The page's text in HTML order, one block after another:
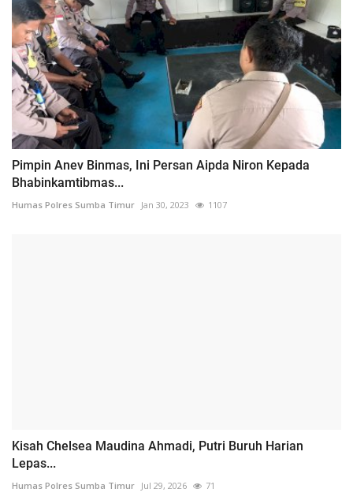
Pimpin Anev Binmas, Ini Persan Aipda Niron Kepada
Bhabinkamtibmas...
Humas Polres Sumba Timur Jan 30, 2023 1107
Kisah Chelsea Maudina Ahmadi, Putri Buruh Harian
Lepas...
Humas Polres Sumba Timur Jul 29, 2026 71